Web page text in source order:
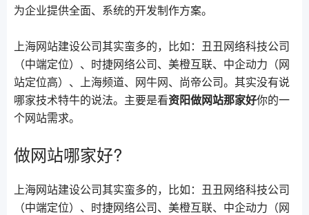
为企业提供全面、系统的开发制作方案。
上海网站建设公司其实蛮多的，比如：丑丑网络科技公司
（中端定位）、时捷网络公司、美橙互联、中企动力（网
站定位高）、上海频道、网牛网、尚帝公司。其实没有说
哪家技术特牛的说法。主要是看资阳做网站那家好你的一
个网站需求。
做网站哪家好?
上海网站建设公司其实蛮多的，比如：丑丑网络科技公司
（中端定位）、时捷网络公司、美橙互联、中企动力（网